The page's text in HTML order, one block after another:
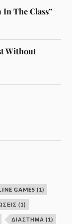
The Class”
Without
GAMES (1)
(1)
ΔΙΑΣΤΗΜΑ (1)